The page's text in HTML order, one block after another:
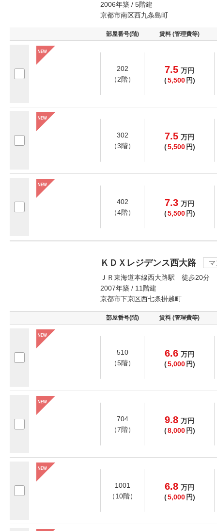
2006年築 / 5階建
京都市南区西九条島町
部屋番号(階) 賃料 (管理費等)
202
（2階）
7.5 万円
(5,500 円)
302
（3階）
7.5 万円
(5,500 円)
402
（4階）
7.3 万円
(5,500 円)
ＫＤＸレジデンス西大路
ＪＲ東海道本線西大路駅 徒歩20分
2007年築 / 11階建
京都市下京区西七条掛越町
部屋番号(階) 賃料 (管理費等)
510
（5階）
6.6 万円
(5,000 円)
704
（7階）
9.8 万円
(8,000 円)
1001
（10階）
6.8 万円
(5,000 円)